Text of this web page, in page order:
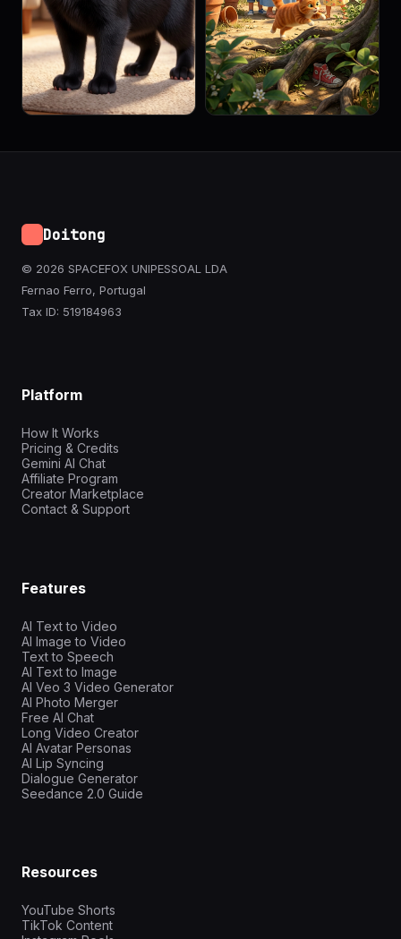
Doitong
© 2026 SPACEFOX UNIPESSOAL LDA
Fernao Ferro, Portugal
Tax ID: 519184963
Platform
How It Works
Pricing & Credits
Gemini AI Chat
Affiliate Program
Creator Marketplace
Contact & Support
Features
AI Text to Video
AI Image to Video
Text to Speech
AI Text to Image
AI Veo 3 Video Generator
AI Photo Merger
Free AI Chat
Long Video Creator
AI Avatar Personas
AI Lip Syncing
Dialogue Generator
Seedance 2.0 Guide
Resources
YouTube Shorts
TikTok Content